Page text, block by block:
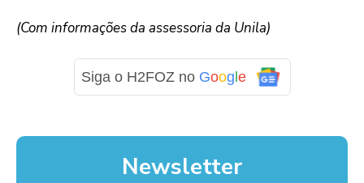
(Com informações da assessoria da Unila)
Siga o H2FOZ no Google
Newsletter